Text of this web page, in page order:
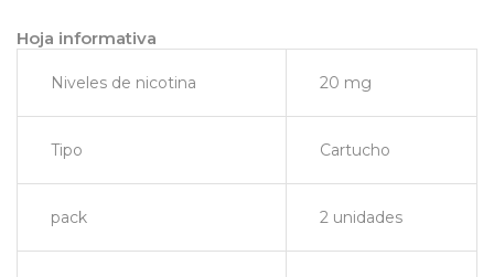
Hoja informativa
Niveles de nicotina 20 mg
Tipo Cartucho
pack 2 unidades